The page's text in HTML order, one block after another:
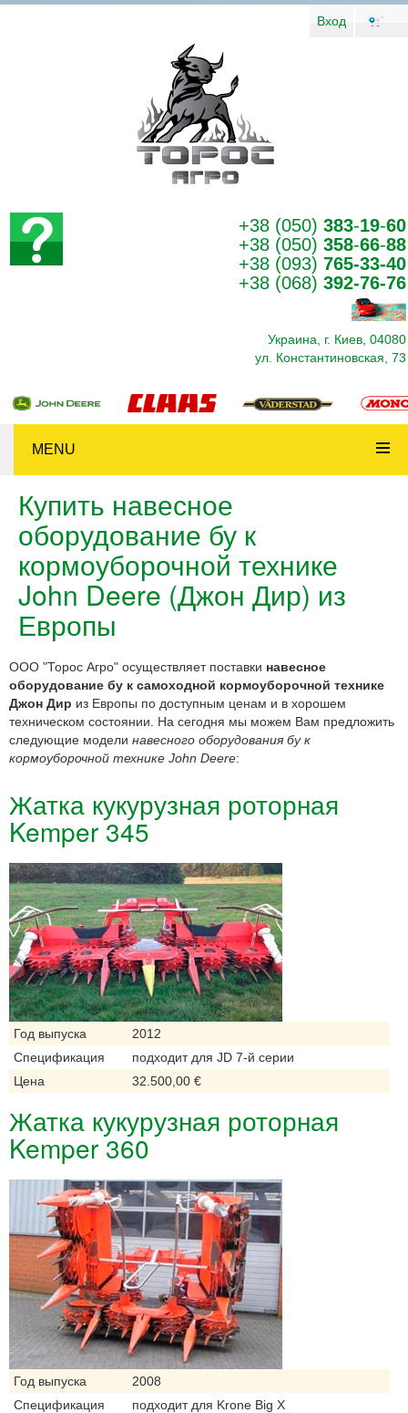
Вход
+38 (050) 383-19-60
+38 (050) 358-66-88
+38 (093) 765-33-40
+38 (068) 392-76-76
Украина, г. Киев, 04080
ул. Константиновская, 73
MENU
Купить навесное
оборудование бу к
кормоуборочной технике
John Deere (Джон Дир) из
Европы
ООО "Торос Агро" осуществляет поставки навесное
оборудование бу к самоходной кормоуборочной технике
Джон Дир из Европы по доступным ценам и в хорошем
техническом состоянии. На сегодня мы можем Вам предложить
следующие модели навесного оборудования бу к
кормоуборочной технике John Deere:
Жатка кукурузная роторная
Kemper 345
Год выпуска
2012
Спецификация
подходит для JD 7-й серии
Цена
32.500,00 €
Жатка кукурузная роторная
Kemper 360
Год выпуска
2008
Спецификация
подходит для Krone Big X